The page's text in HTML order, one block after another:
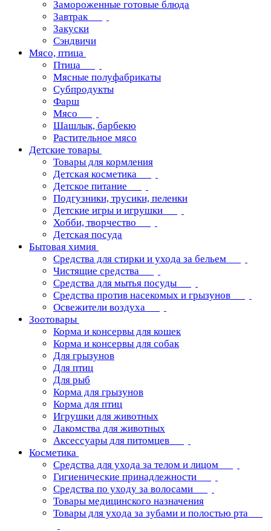
Замороженные готовые блюда
Завтрак
Закуски
Сэндвичи
Мясо, птица
Птица
Мясные полуфабрикаты
Субпродукты
Фарш
Мясо
Шашлык, барбекю
Растительное мясо
Детские товары
Товары для кормления
Детская косметика
Детское питание
Подгузники, трусики, пеленки
Детские игры и игрушки
Хобби, творчество
Детская посуда
Бытовая химия
Средства для стирки и ухода за бельем
Чистящие средства
Средства для мытья посуды
Средства против насекомых и грызунов
Освежители воздуха
Зоотовары
Корма и консервы для кошек
Корма и консервы для собак
Для грызунов
Для птиц
Для рыб
Корма для грызунов
Корма для птиц
Игрушки для животных
Лакомства для животных
Аксессуары для питомцев
Косметика
Средства для ухода за телом и лицом
Гигиенические принадлежности
Средства по уходу за волосами
Товары медицинского назначения
Товары для ухода за зубами и полостью рта